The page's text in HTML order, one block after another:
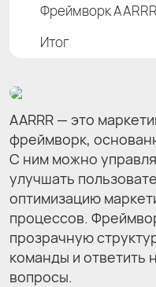
AARRR — это
фреймворк,
С ним можно
улучшать
оптимизацию
процессов.
прозрачную
команды и ответить
вопросы.
Фреймворк
Итог